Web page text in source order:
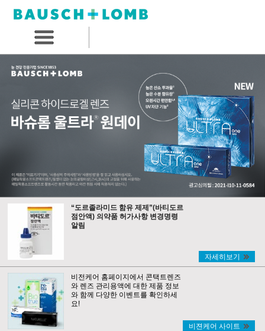
“도르졸라미드 함유 제제”(바티도르
점안액) 의약품 허가사항 변경명령
알림
자세히보기
비전케어 홈페이지에서 콘택트렌즈
와 렌즈 관리용액에 대한 제품 정보
와 함께 다양한 이벤트를 확인하세
요!
비젼케어 사이트